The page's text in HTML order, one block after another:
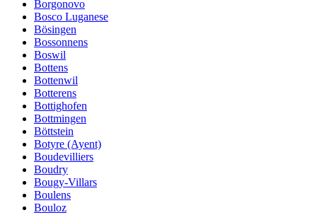
Borgonovo
Bosco Luganese
Bösingen
Bossonnens
Boswil
Bottens
Bottenwil
Botterens
Bottighofen
Bottmingen
Böttstein
Botyre (Ayent)
Boudevilliers
Boudry
Bougy-Villars
Boulens
Bouloz